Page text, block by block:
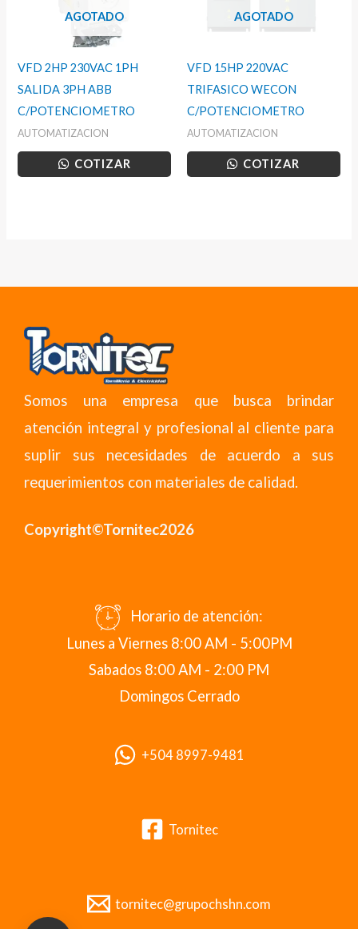
AGOTADO
VFD 2HP 230VAC 1PH
SALIDA 3PH ABB
C/POTENCIOMETRO
AUTOMATIZACION
COTIZAR
AGOTADO
VFD 15HP 220VAC
TRIFASICO WECON
C/POTENCIOMETRO
AUTOMATIZACION
COTIZAR
Somos una empresa que busca brindar
atención integral y profesional al cliente para
suplir sus necesidades de acuerdo a sus
requerimientos con materiales de calidad.
Copyright©Tornitec2026
Horario de atención:
Lunes a Viernes 8:00 AM - 5:00PM
Sabados 8:00 AM - 2:00 PM
Domingos Cerrado
+504 8997-9481
Tornitec
tornitec@grupochshn.com